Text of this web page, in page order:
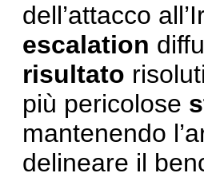
dell’attacco
escalation
risultato
più pericolose
mantenendo
delineare il